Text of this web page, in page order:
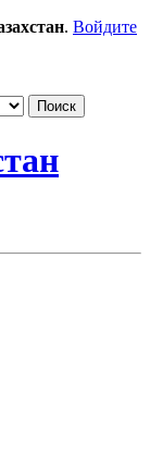
. Войдите